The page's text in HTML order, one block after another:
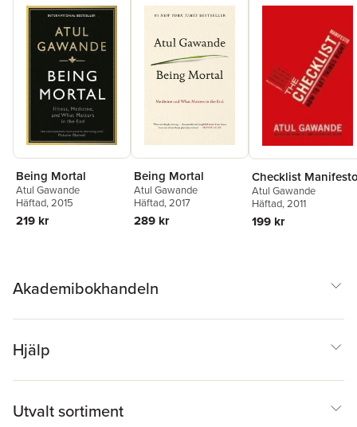
Being Mortal
Atul Gawande
Häftad, 2015
219 kr
Being Mortal
Atul Gawande
Häftad, 2017
289 kr
Checklist
Atul Gawande
Häftad, 2011
199 kr
Akademibokhandeln
Hjälp
Utvalt sortiment